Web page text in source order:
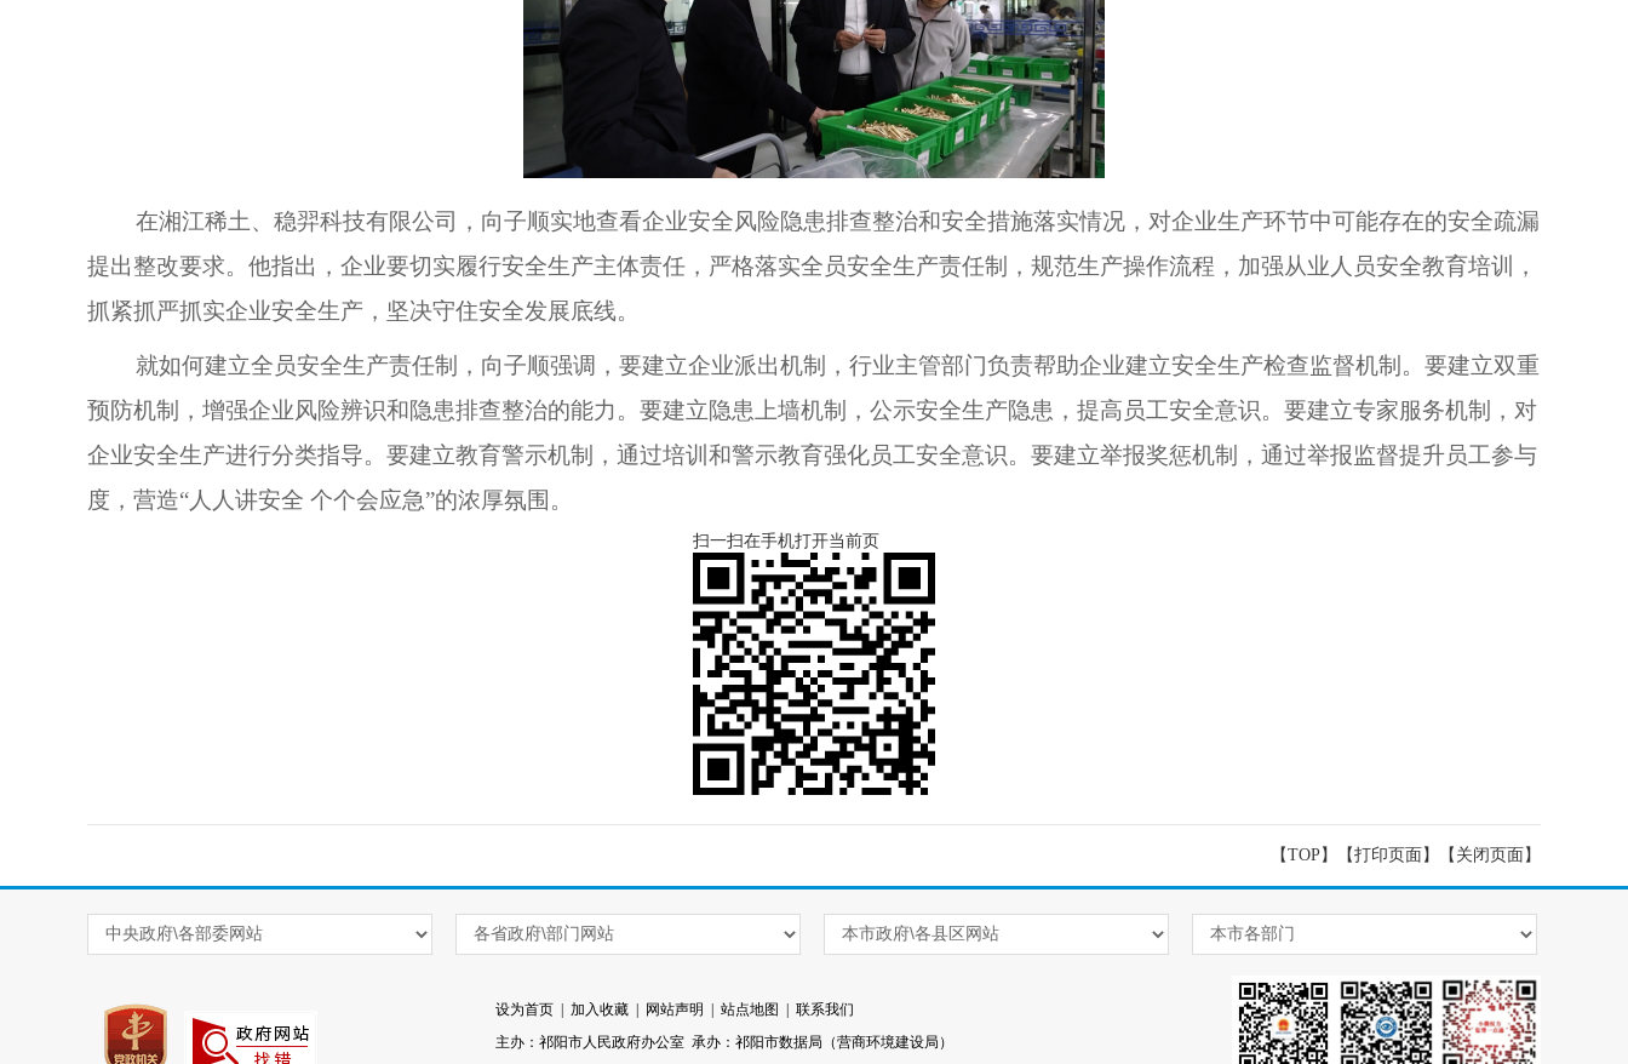
在湘江稀土、稳羿科技有限公司，向子顺实地查看企业安全风险隐患排查整治和安全措施落实情况，对企业生产环节中可能存在的安全疏漏
提出整改要求。他指出，企业要切实履行安全生产主体责任，严格落实全员安全生产责任制，规范生产操作流程，加强从业人员安全教育培训，
抓紧抓严抓实企业安全生产，坚决守住安全发展底线。
就如何建立全员安全生产责任制，向子顺强调，要建立企业派出机制，行业主管部门负责帮助企业建立安全生产检查监督机制。要建立双重
预防机制，增强企业风险辨识和隐患排查整治的能力。要建立隐患上墙机制，公示安全生产隐患，提高员工安全意识。要建立专家服务机制，对
企业安全生产进行分类指导。要建立教育警示机制，通过培训和警示教育强化员工安全意识。要建立举报奖惩机制，通过举报监督提升员工参与
度，营造“人人讲安全 个个会应急”的浓厚氛围。
扫一扫在手机打开当前页
【TOP】 【打印页面 】【 关闭页面 】
设为首页 加入收藏 网站声明 站点地图
联系我们
主办：祁阳市人民政府办公室 承办：祁阳市数据局（营商环境建设局）